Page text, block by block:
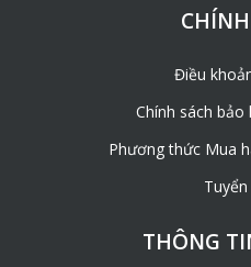
417 Đường Bát Khối, P.
© 2022